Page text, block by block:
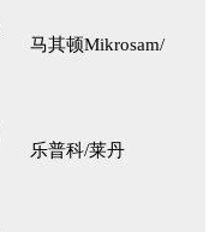
马其顿Mikrosam/
乐普科/莱丹